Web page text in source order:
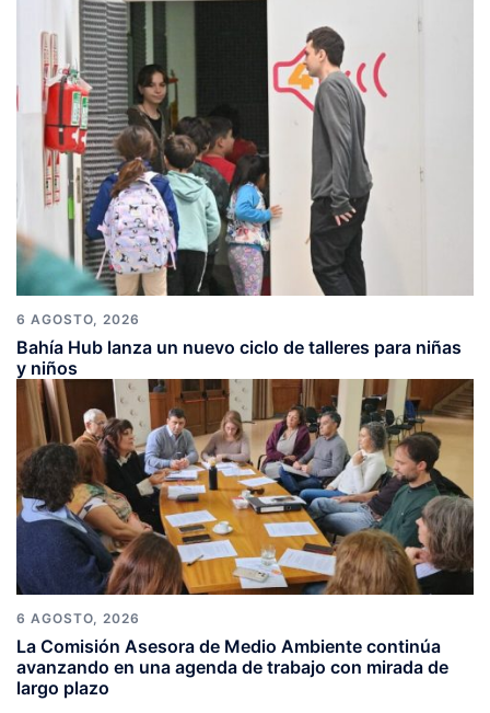
6 AGOSTO, 2026
Bahía Hub lanza un nuevo ciclo de talleres para niñas
y niños
6 AGOSTO, 2026
La Comisión Asesora de Medio Ambiente continúa
avanzando en una agenda de trabajo con mirada de
largo plazo